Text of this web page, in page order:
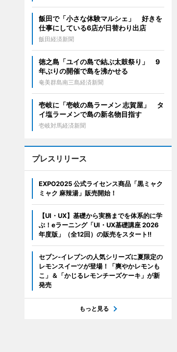
飯田で「小さな体験マルシェ」 好きを
仕事にしている6店が日替わり出店
飯田経済新聞
徳之島「ユイの島で結ぶ太鼓祭り」 9
年ぶりの開催で島を沸かせる
奄美群島南三島経済新聞
壱岐に「壱岐の島ラーメン 志賀屋」 タ
イ塩ラーメンで島の新名物目指す
壱岐対馬経済新聞
プレスリリース
EXPO2025 公式ライセンス商品「黒ミャク
ミャク 麻辣湯」販売開始！
【UI・UX】基礎から実務までを体系的に学
ぶ！eラーニング「UI・UX基礎講座 2026
年度版」（全12回）の販売をスタート!!
セブン‐イレブンの人気シリーズに夏限定の
レモンスイーツが登場！「爽やかレモンも
こ」＆「かじるレモンチーズケーキ」が新
発売
もっと見る